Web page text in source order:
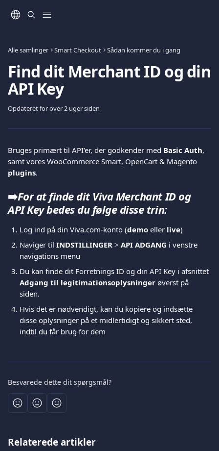
Alle samlinger Smart Checkout Sådan kommer du i gang
Find dit Merchant ID og din
API Key
Opdateret for over 2 uger siden
Bruges primært til API'er, der godkender med Basic Auth,
samt vores WooCommerce Smart, OpenCart & Magento
plugins.
➡️For at finde dit Viva Merchant ID og
API Key bedes du følge disse trin:
Log ind på din Viva.com-konto (demo eller live)
Naviger til INDSTILLINGER > API ADGANG i venstre
navigations menu
Du kan finde dit Forretnings ID og din API Key i afsnittet
Adgang til legitimationsoplysninger øverst på
siden.
Hvis det er nødvendigt, kan du kopiere og indsætte
disse oplysninger på et midlertidigt og sikkert sted,
indtil du får brug for dem
Besvarede dette dit spørgsmål?
Relaterede artikler